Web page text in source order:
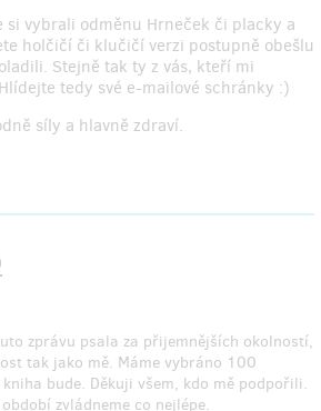
si vybrali odměnu Hrneček či placky a
holčičí či klučičí verzi postupně obešlu
Stejně tak ty z vás, kteří mi
tedy své e-mailové schránky :)
síly a hlavně zdraví.
zprávu psala za přijemnějších okolností,
tak jako mě. Máme vybráno 100
bude. Děkuji všem, kdo mě podpořili.
zvládneme co nejlépe.